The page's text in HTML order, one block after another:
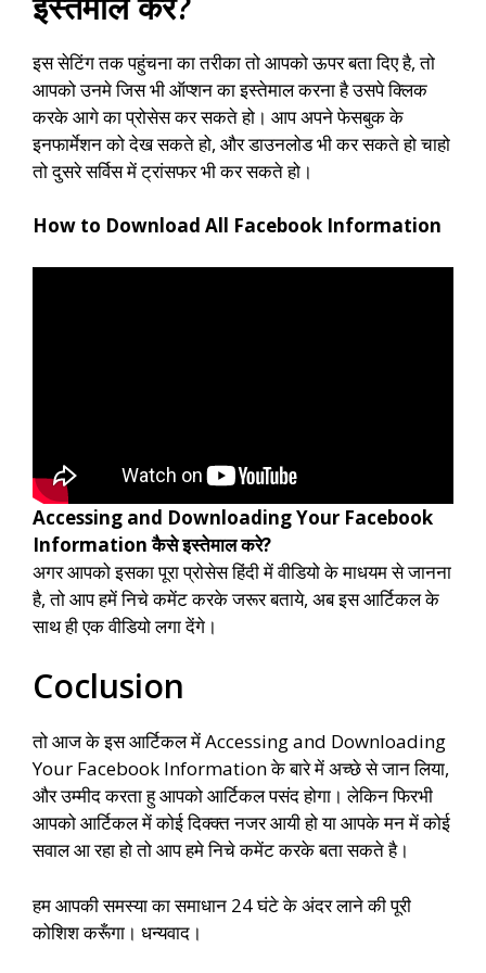
इस सेटिंग तक पहुंचना का तरीका तो आपको ऊपर बता दिए है, तो
आपको उनमे जिस भी ऑप्शन का इस्तेमाल करना है उसपे क्लिक
करके आगे का प्रोसेस कर सकते हो। आप अपने फेसबुक के
इनफार्मेशन को देख सकते हो, और डाउनलोड भी कर सकते हो चाहो
तो दुसरे सर्विस में ट्रांसफर भी कर सकते हो।
How to Download All Facebook Information
Accessing and Downloading Your Facebook
Information कैसे इस्तेमाल करे?
अगर आपको इसका पूरा प्रोसेस हिंदी में वीडियो के माधयम से जानना
है, तो आप हमें निचे कमेंट करके जरूर बताये, अब इस आर्टिकल के
साथ ही एक वीडियो लगा देंगे।
Coclusion
तो आज के इस आर्टिकल में Accessing and Downloading
Your Facebook Information के बारे में अच्छे से जान लिया,
और उम्मीद करता हु आपको आर्टिकल पसंद होगा। लेकिन फिरभी
आपको आर्टिकल में कोई दिक्क्त नजर आयी हो या आपके मन में कोई
सवाल आ रहा हो तो आप हमे निचे कमेंट करके बता सकते है।
हम आपकी समस्या का समाधान 24 घंटे के अंदर लाने की पूरी
कोशिश करूँगा। धन्यवाद।